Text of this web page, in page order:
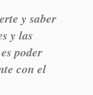
y saber
y las
poder
con el